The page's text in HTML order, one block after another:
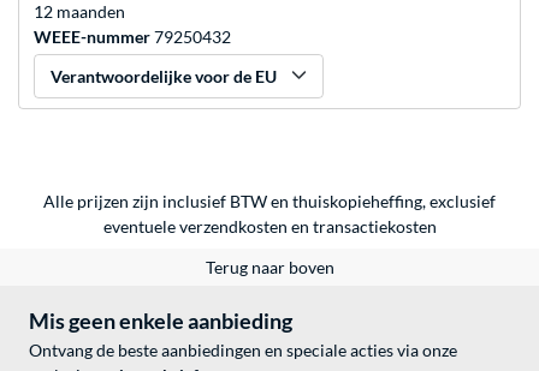
12 maanden
WEEE-nummer79250432
Verantwoordelijke voor de EU
Alle prijzen zijn inclusief BTW en thuiskopieheffing, exclusief
eventueleverzendkosten en transactiekosten
Terug naar boven
Mis geen enkele aanbieding
Ontvang de beste aanbiedingen en speciale acties via onze